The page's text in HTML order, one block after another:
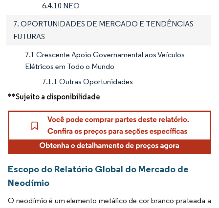
6.4.10 NEO
7. OPORTUNIDADES DE MERCADO E TENDÊNCIAS
FUTURAS
7.1 Crescente Apoio Governamental aos Veículos
Elétricos em Todo o Mundo
7.1.1 Outras Oportunidades
**Sujeito a disponibilidade
Escopo do Relatório Global do Mercado de
Neodímio
O neodímio é um elemento metálico de cor branco-prateada a